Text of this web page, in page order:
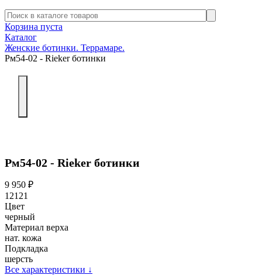
Корзина пуста
Каталог
Женские ботинки. Террамаре.
Рм54-02 - Rieker ботинки
Рм54-02 - Rieker ботинки
9 950 ₽
12121
Цвет
черный
Материал верха
нат. кожа
Подкладка
шерсть
Все характеристики ↓